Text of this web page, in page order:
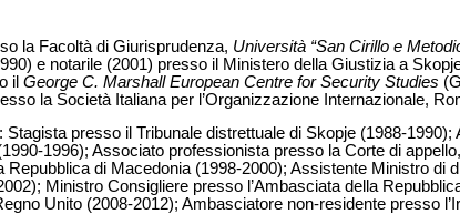
la Facoltà di Giurisprudenza, Università “San Cirillo e
e notarile (2001) presso il Ministero della Giustizia a
il George C. Marshall European Centre for Security Studies
la Società Italiana per l’Organizzazione Internazionale,
Stagista presso il Tribunale distrettuale di Skopje (1988-
1996); Associato professionista presso la Corte di
Repubblica di Macedonia (1998-2000); Assistente Ministro di
Ministro Consigliere presso l’Ambasciata della
Unito (2008-2012); Ambasciatore non-residente presso